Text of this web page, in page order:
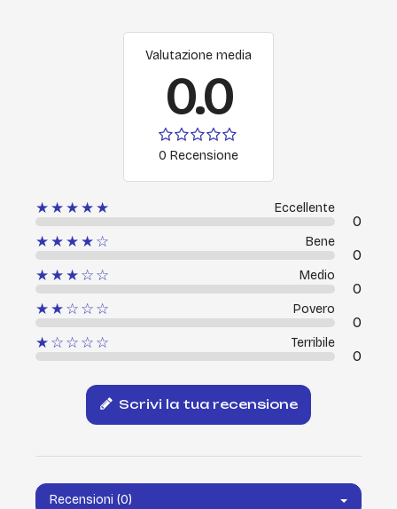
Valutazione media
0.0
0 Recensione
★★★★★ Eccellente
0
★★★★☆
Bene
0
★★★☆☆
Medio
0
★★☆☆☆
Povero
0
★☆☆☆☆
Terribile
0
Scrivi la tua recensione
Recensioni (0)